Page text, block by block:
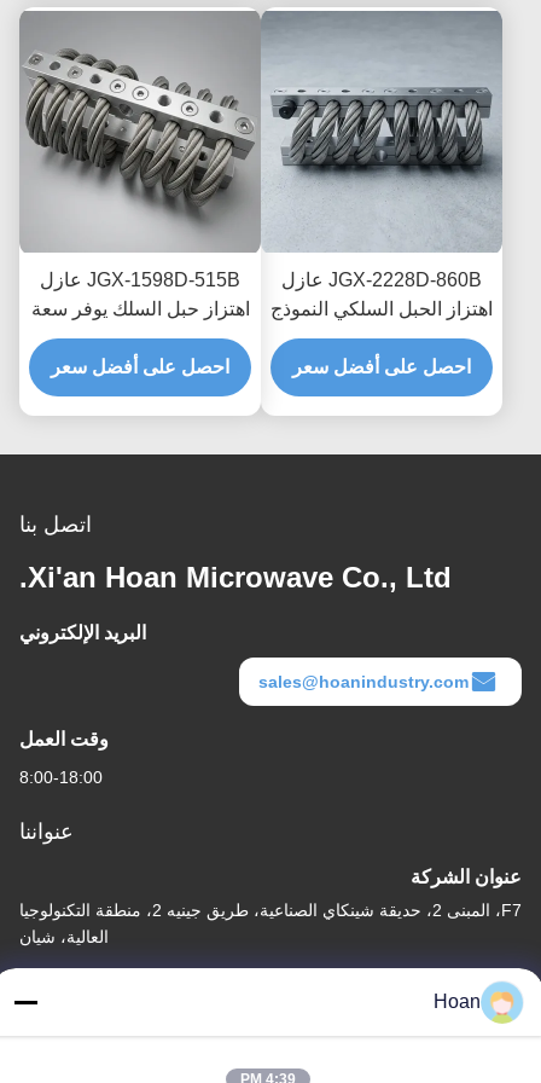
JGX-2228D-860B عازل
اهتزاز الحبل السلكي النموذج
السريع التجميع السريع
صمام الصدمة القابل
للتخصيص
احصل على أفضل سعر
JGX-1598D-515B عازل
اهتزاز حبل السلك يوفر سعة
تحميل قابلة للتطوير وعزل
الضوضاء المنقولة بالهيكل
احصل على أفضل سعر
اتصل بنا
Xi'an Hoan Microwave Co., Ltd.
البريد الإلكتروني
sales@hoanindustry.com
وقت العمل
8:00-18:00
عنواننا
عنوان الشركة
F7، المبنى 2، حديقة شينكاي الصناعية، طريق جينيه 2، منطقة التكنولوجيا
العالية، شيان
عنوان المصنع
العالية، شيان
Hoan
4:39 PM